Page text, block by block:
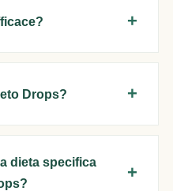
Drops?
dieta specifica